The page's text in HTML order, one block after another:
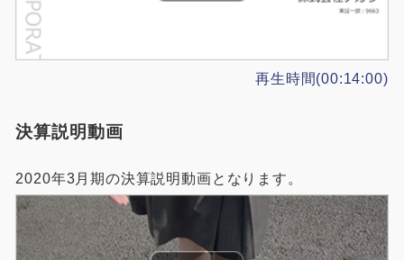
再生時間(00:14:00)
決算説明動画
2020年3月期の決算説明動画となります。